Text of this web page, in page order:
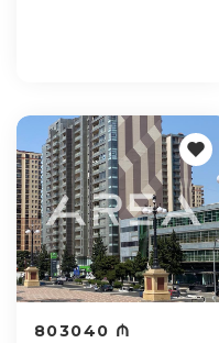
803040 ₼